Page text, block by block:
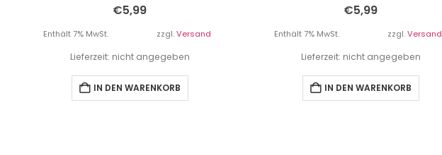
€5,99
Enthält 7% MwSt. zzgl.Versand
Lieferzeit: nicht angegeben
IN DEN WARENKORB
€5,99
Enthält 7% MwSt. zzgl.Versand
Lieferzeit: nicht angegeben
IN DEN WARENKORB